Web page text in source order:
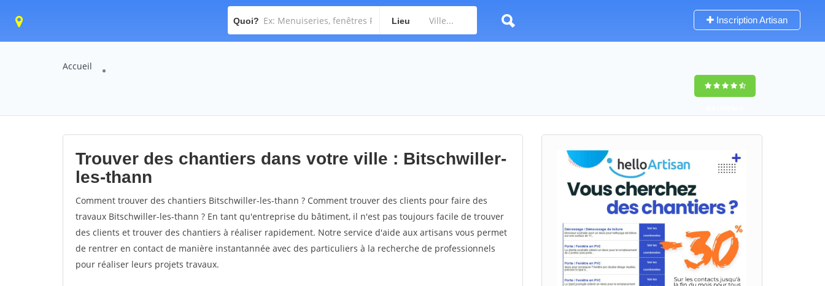
Quoi? Lieu Inscription Artisan
Accueil
Trouver des chantiers dans votre ville : Bitschwiller-
les-thann
Comment trouver des chantiers Bitschwiller-les-thann ? Comment trouver des clients pour faire des
travaux Bitschwiller-les-thann ? En tant qu'entreprise du bâtiment, il n'est pas toujours facile de trouver
des clients et trouver des chantiers à réaliser rapidement. Notre service d'aide aux artisans vous permet
de rentrer en contact de manière instantannée avec des particuliers à la recherche de professionnels
pour réaliser leurs projets travaux.